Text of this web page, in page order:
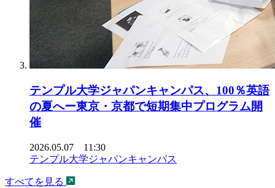
テンプル大学ジャパンキャンパス、100％英語
の夏へー東京・京都で短期集中プログラム開
催
2026.05.07 11:30
テンプル大学ジャパンキャンパス
すべてを見る